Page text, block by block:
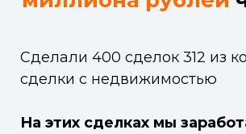
Сделали 400 сделок 312 из
сделки с недвижимостью
На этих сделках мы